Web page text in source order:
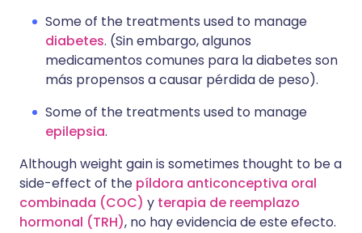
Some of the treatments used to manage
diabetes. (Sin embargo, algunos
medicamentos comunes para la diabetes son
más propensos a causar pérdida de peso).
Some of the treatments used to manage
epilepsia.
Although weight gain is sometimes thought to be a
side-effect of the píldora anticonceptiva oral
combinada (COC) y terapia de reemplazo
hormonal (TRH), no hay evidencia de este efecto.